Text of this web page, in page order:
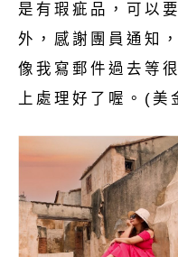
是有瑕疵品，可以
外，感謝團員通知
像我寫郵件過去等
上處理好了喔。(